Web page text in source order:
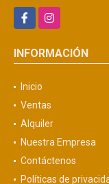
FacebookInstagram
INFORMACIÓN
Inicio
Ventas
Alquiler
Nuestra Empresa
Contáctenos
Políticas de